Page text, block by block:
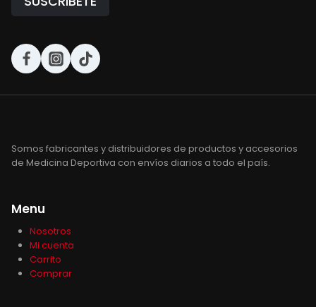
Somos fabricantes y distribuidores de productos y accesorios
de Medicina Deportiva con envíos diarios a todo el país.
Menu
Nosotros
Mi cuenta
Carrito
Comprar